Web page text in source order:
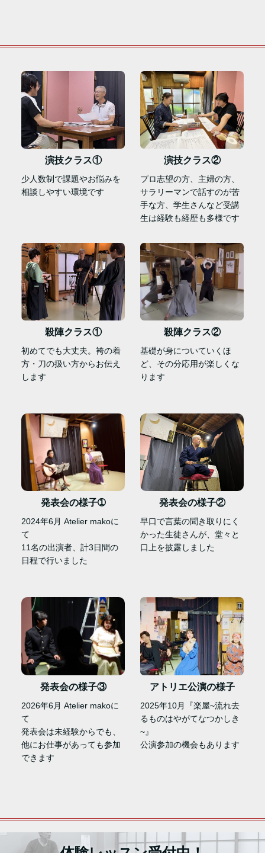
演技クラス①
少人数制で課題やお悩みを
相談しやすい環境です
演技クラス②
プロ志望の方、主婦の方、
サラリーマンで話すのが苦
手な方、学生さんなど受講
生は経験も経歴も多様です
殺陣クラス①
初めてでも大丈夫。袴の着
方・刀の扱い方からお伝え
します
殺陣クラス②
基礎が身についていくほ
ど、その分応用が楽しくな
ります
発表会の様子➀
2024年6月 Atelier makoに
て
11名の出演者、計3日間の
日程で行いました
発表会の様子②
早口で言葉の聞き取りにく
かった生徒さんが、堂々と
口上を披露しました
発表会の様子③
2026年6月 Atelier makoに
て
発表会は未経験からでも、
他にお仕事があっても参加
できます
アトリエ公演の様子
2025年10月『楽屋~流れ去
るものはやがてなつかしき
~』
公演参加の機会もあります